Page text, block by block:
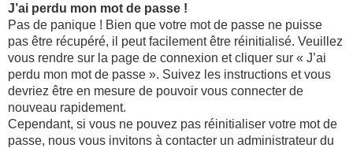
J’ai perdu mon mot de passe !
Pas de panique ! Bien que votre mot de passe ne puisse
pas être récupéré, il peut facilement être réinitialisé. Veuillez
vous rendre sur la page de connexion et cliquer sur « J’ai
perdu mon mot de passe ». Suivez les instructions et vous
devriez être en mesure de pouvoir vous connecter de
nouveau rapidement.
Cependant, si vous ne pouvez pas réinitialiser votre mot de
passe, nous vous invitons à contacter un administrateur du